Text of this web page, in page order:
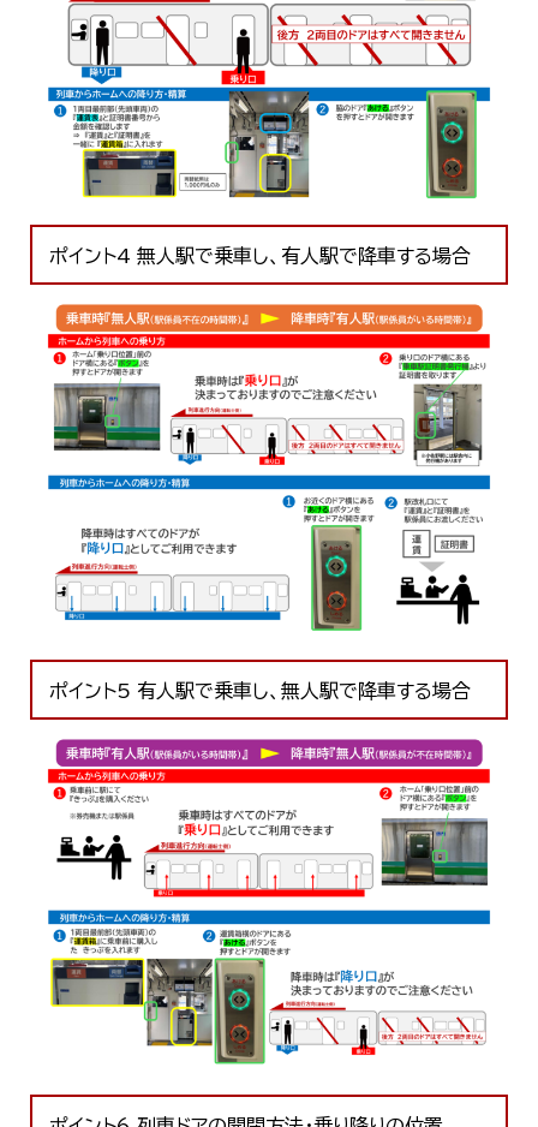
ポイント4 無人駅で乗車し、有人駅で降車する場合
ポイント5 有人駅で乗車し、無人駅で降車する場合